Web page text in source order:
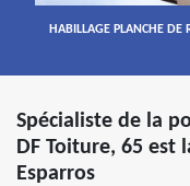
HABILLAGE PLANCHE DE
Spécialiste de la
DF Toiture, 65 est
Esparros